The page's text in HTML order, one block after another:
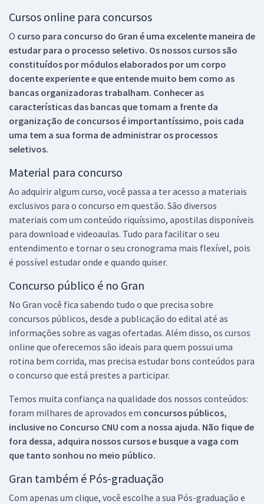
Cursos online para concursos
O curso para concurso do Gran é uma excelente maneira de
estudar para o processo seletivo. Os nossos cursos são
constituídos por módulos elaborados por um corpo
docente experiente e que entende muito bem como as
bancas organizadoras trabalham. Conhecer as
características das bancas que tomam a frente da
organização de concursos é importantíssimo, pois cada
uma tem a sua forma de administrar os processos
seletivos.
Material para concurso
Ao adquirir algum curso, você passa a ter acesso a materiais
exclusivos para o concurso em questão. São diversos
materiais com um conteúdo riquíssimo, apostilas disponíveis
para download e videoaulas. Tudo para facilitar o seu
entendimento e tornar o seu cronograma mais flexível, pois
é possível estudar onde e quando quiser.
Concurso público é no Gran
No Gran você fica sabendo tudo o que precisa sobre
concursos públicos, desde a publicação do edital até as
informações sobre as vagas ofertadas. Além disso, os cursos
online que oferecemos são ideais para quem possui uma
rotina bem corrida, mas precisa estudar bons conteúdos para
o concurso que está prestes a participar.
Temos muita confiança na qualidade dos nossos conteúdos:
foram milhares de aprovados em concursos públicos,
inclusive no Concurso CNU com a nossa ajuda. Não fique de
fora dessa, adquira nossos cursos e busque a vaga com
que tanto sonhou no meio público.
Gran também é Pós-graduação
Com apenas um clique, você escolhe a sua Pós-graduação e